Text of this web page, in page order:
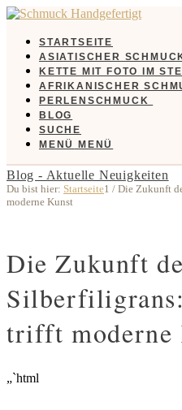
STARTSEITE
ASIATISCHER
KETTE MIT FOTO IM
AFRIKANISCHER
PERLENSCHMUCK
BLOG
SUCHE
MENÜ
MENÜ
Blog - Aktuelle Neuigkeiten
Du bist hier: Startseite1 / Die Zukunft
moderne Kunst
Die Zukunft
trifft moderne
„`html